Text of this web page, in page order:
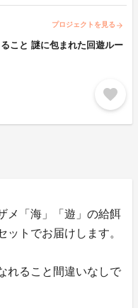
プロジェクトを見る arrow_forward
こと 謎に包まれた回遊ルー
favorite
メ「海」「遊」の給餌
トでお届けします。
れること間違いなしで